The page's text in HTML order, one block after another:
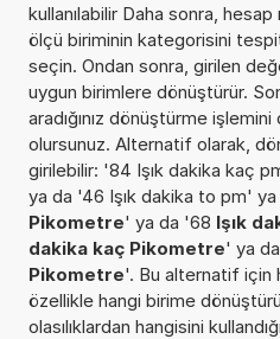
kullanılabilir Daha sonra,
ölçü biriminin kategorisini
seçin. Ondan sonra, girilen
uygun birimlere dönüştürür.
aradığınız dönüştürme
olursunuz. Alternatif olarak,
girilebilir: '84 Işık dakika kaç
ya da '46 Işık dakika to pm'
Pikometre' ya da '68 Işık
dakika kaç Pikometre' ya
Pikometre'. Bu alternatif için
özellikle hangi birime
olasılıklardan hangisini